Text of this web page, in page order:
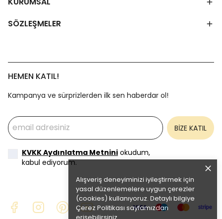
Alışveriş deneyiminizi iyileştirmek için
yasal düzenlemelere uygun çerezler
(cookies) kullanıyoruz. Detaylı bilgiye
Çerez Politikası sayfamızdan
SÖZLEŞMELER
HEMEN KATIL!
Kampanya ve sürprizlerden ilk sen haberdar ol!
BİZE KATIL
KVKK Aydınlatma Metnini okudum,
kabul ediyorum.